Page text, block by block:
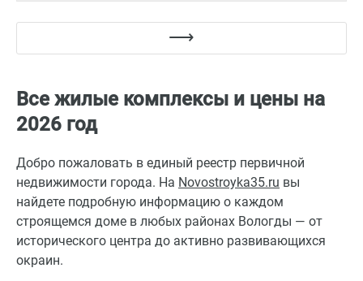
Все жилые комплексы и цены на
2026 год
Добро пожаловать в единый реестр первичной
недвижимости города. На Novostroyka35.ru вы
найдете подробную информацию о каждом
строящемся доме в любых районах Вологды — от
исторического центра до активно развивающихся
окраин.